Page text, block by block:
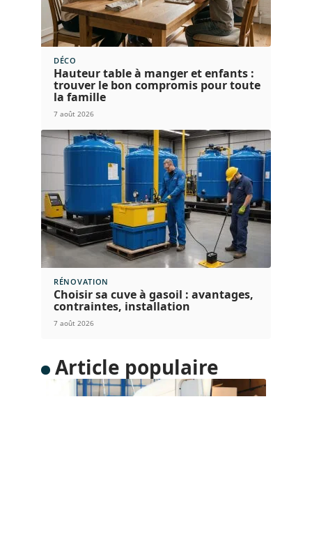
DÉCO
Hauteur table à manger et enfants :
trouver le bon compromis pour toute
la famille
7 août 2026
RÉNOVATION
Choisir sa cuve à gasoil : avantages,
contraintes, installation
7 août 2026
Article populaire